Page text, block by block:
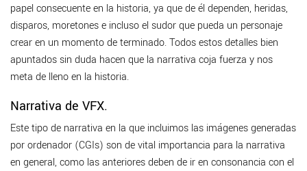
papel consecuente en la historia, ya que de él dependen, heridas,
disparos, moretones e incluso el sudor que pueda un personaje
crear en un momento de terminado. Todos estos detalles bien
apuntados sin duda hacen que la narrativa coja fuerza y nos
meta de lleno en la historia.
Narrativa de VFX.
Este tipo de narrativa en la que incluimos las imágenes generadas
por ordenador (CGIs) son de vital importancia para la narrativa
en general, como las anteriores deben de ir en consonancia con el